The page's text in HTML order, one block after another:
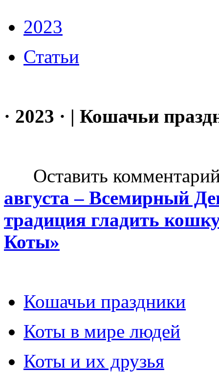
2023
Статьи
· 2023 · | Кошачьи
Оставить комментарий
августа – Всемирный
традиция гладить
Коты»
Кошачьи праздники
Коты в мире людей
Коты и их друзья